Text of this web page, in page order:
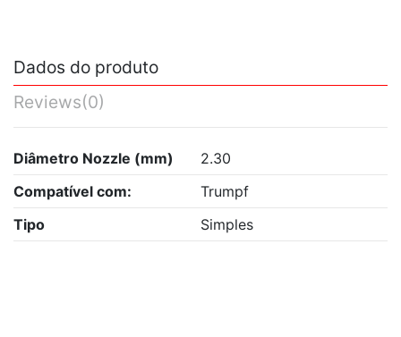
Dados do produto
Reviews(0)
Diâmetro Nozzle (mm)
2.30
Compatível com:
Trumpf
Tipo
Simples